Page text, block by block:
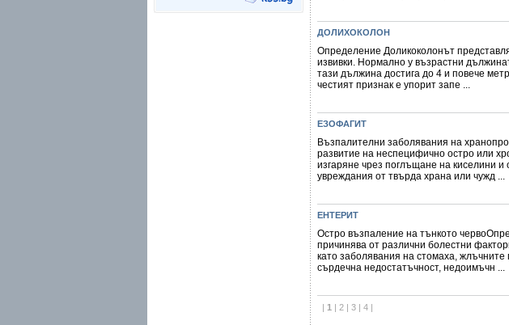
ДОЛИХОКОЛОН
Определение Доликоколонът
извивки. Нормално у възрастни
тази дължина достига до 4 и повече
честият признак е упорит запе ...
ЕЗОФАГИТ
Възпалителни заболявания на
развитие на неспецифично остро или
изгаряне чрез поглъщане на киселини
увреждания от твърда храна или чужд ...
ЕНТЕРИТ
Остро възпаление на тънкото
причинява от различни болестни
като заболявания на стомаха,
сърдечна недостатъчност, недоимъчн ...
| 1 | 2 | 3 | 4 |